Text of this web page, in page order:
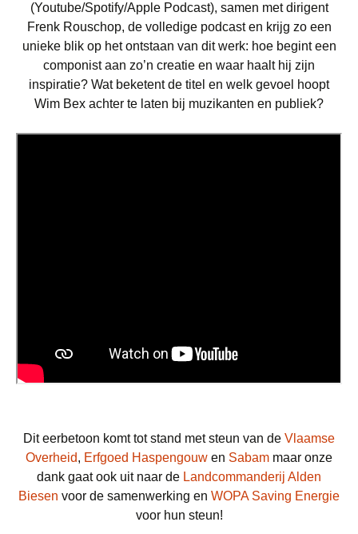
(Youtube/Spotify/Apple Podcast), samen met dirigent
Frenk Rouschop, de volledige podcast en krijg zo een
unieke blik op het ontstaan van dit werk: hoe begint een
componist aan zo’n creatie en waar haalt hij zijn
inspiratie? Wat beketent de titel en welk gevoel hoopt
Wim Bex achter te laten bij muzikanten en publiek?
Dit eerbetoon komt tot stand met steun van de Vlaamse
Overheid, Erfgoed Haspengouw en Sabam maar onze
dank gaat ook uit naar de Landcommanderij Alden
Biesen voor de samenwerking en WOPA Saving Energie
voor hun steun!